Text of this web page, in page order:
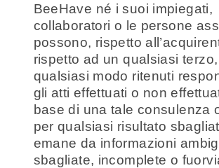
BeeHave né i suoi impiegati,
collaboratori o le persone
possono, rispetto
rispetto ad un qualsiasi
qualsiasi modo ritenuti
gli atti effettuati o non
base di una tale consulenza
per qualsiasi risultato
emane da informazioni
sbagliate, incomplete o